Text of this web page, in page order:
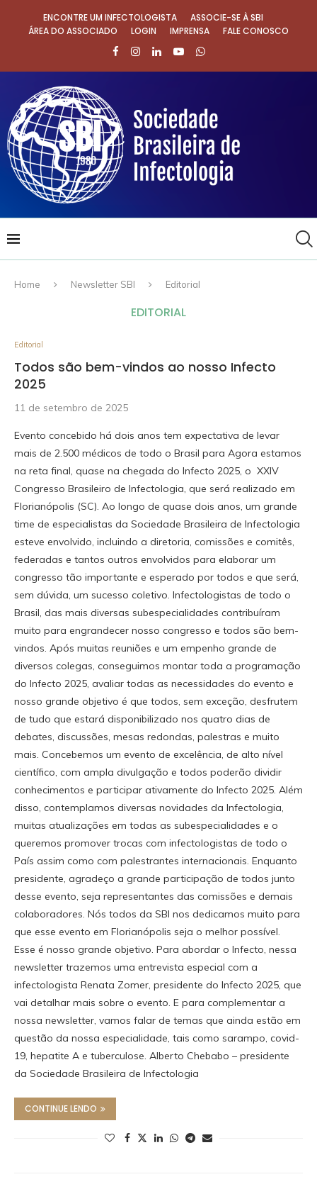
ENCONTRE UM INFECTOLOGISTA
ASSOCIE-SE À SBI
ÁREA DO ASSOCIADO
LOGIN IMPRENSA FALE CONOSCO
Home Newsletter SBI Editorial
EDITORIAL
Editorial
Todos são bem-vindos ao nosso Infecto
2025
11 de setembro de 2025
Evento concebido há dois anos tem expectativa de levar
mais de 2.500 médicos de todo o Brasil para Agora estamos
na reta final, quase na chegada do Infecto 2025, o XXIV
Congresso Brasileiro de Infectologia, que será realizado em
Florianópolis (SC). Ao longo de quase dois anos, um grande
time de especialistas da Sociedade Brasileira de Infectologia
esteve envolvido, incluindo a diretoria, comissões e comitês,
federadas e tantos outros envolvidos para elaborar um
congresso tão importante e esperado por todos e que será,
sem dúvida, um sucesso coletivo. Infectologistas de todo o
Brasil, das mais diversas subespecialidades contribuíram
muito para engrandecer nosso congresso e todos são bem-
vindos. Após muitas reuniões e um empenho grande de
diversos colegas, conseguimos montar toda a programação
do Infecto 2025, avaliar todas as necessidades do evento e
nosso grande objetivo é que todos, sem exceção, desfrutem
de tudo que estará disponibilizado nos quatro dias de
debates, discussões, mesas redondas, palestras e muito
mais. Concebemos um evento de excelência, de alto nível
científico, com ampla divulgação e todos poderão dividir
conhecimentos e participar ativamente do Infecto 2025. Além
disso, contemplamos diversas novidades da Infectologia,
muitas atualizações em todas as subespecialidades e o
queremos promover trocas com infectologistas de todo o
País assim como com palestrantes internacionais. Enquanto
presidente, agradeço a grande participação de todos junto
desse evento, seja representantes das comissões e demais
colaboradores. Nós todos da SBI nos dedicamos muito para
que esse evento em Florianópolis seja o melhor possível.
Esse é nosso grande objetivo. Para abordar o Infecto, nessa
newsletter trazemos uma entrevista especial com a
infectologista Renata Zomer, presidente do Infecto 2025, que
vai detalhar mais sobre o evento. E para complementar a
nossa newsletter, vamos falar de temas que ainda estão em
questão da nossa especialidade, tais como sarampo, covid-
19, hepatite A e tuberculose. Alberto Chebabo – presidente
da Sociedade Brasileira de Infectologia
CONTINUE LENDO